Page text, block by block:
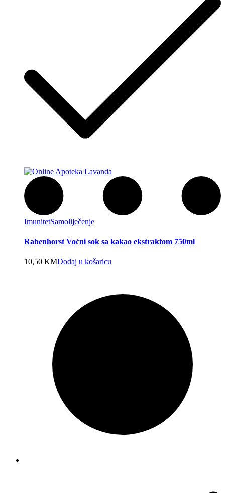
ImunitetSamoliječenje
Rabenhorst Voćni sok sa kakao ekstraktom 750ml
10,50 KMDodaj u košaricu